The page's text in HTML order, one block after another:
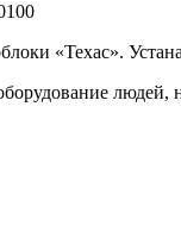
«Техас».